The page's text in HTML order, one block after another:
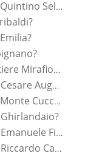
Vendere o Affittare in Corso Quintino Sella?
Vendere o Affittare nel quartiere Mirafiori Nord?
Vendere o Affittare in Piazza Cesare Augusto?
Vendere o Affittare in Corso Monte Cucco?
Vendere o Affittare in Piazza Emanuele Filiberto?
Vendere o Affittare in Piazza Riccardo Cattaneo?